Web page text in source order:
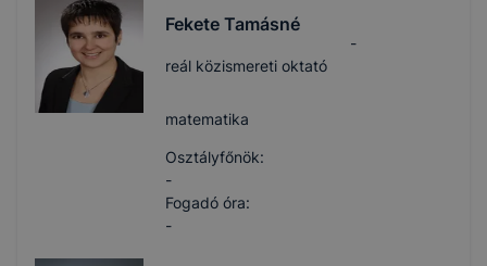
Fekete Tamásné
reál közismereti oktató
matematika
-
Osztályfőnök:
-
Fogadó óra:
-